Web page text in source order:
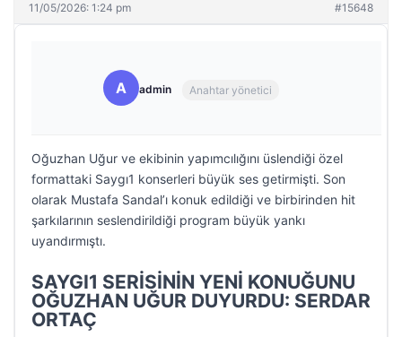
11/05/2026: 1:24 pm #15648
A admin Anahtar yönetici
Oğuzhan Uğur ve ekibinin yapımcılığını üslendiği özel
formattaki Saygı1 konserleri büyük ses getirmişti. Son
olarak Mustafa Sandal’ı konuk edildiği ve birbirinden hit
şarkılarının seslendirildiği program büyük yankı
uyandırmıştı.
SAYGI1 SERİSİNİN YENİ KONUĞUNU
OĞUZHAN UĞUR DUYURDU: SERDAR
ORTAÇ